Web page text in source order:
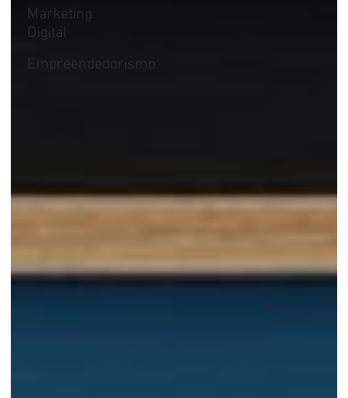
Marketing
Digital
Empreendedorismo